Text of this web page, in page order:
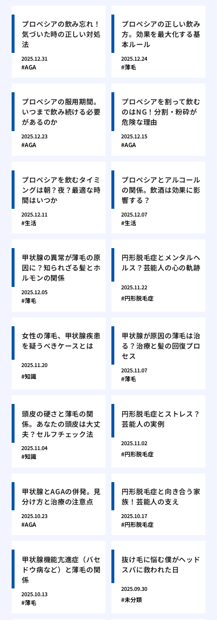
プロペシアの飲み忘れ！
気づいた時の正しい対処
法
2025.12.31
AGA
プロペシアの正しい飲み
方。効果を最大化する基
本ルール
2025.12.24
薄毛
プロペシアの服用期間。
いつまで飲み続ける必要
があるのか
2025.12.23
AGA
プロペシアを割って飲む
のはNG！分割・粉砕が
危険な理由
2025.12.15
AGA
プロペシアを飲むタイミ
ングは朝？夜？最適な時
間はいつか
2025.12.11
生活
プロペシアとアルコール
の関係。飲酒は効果に影
響する？
2025.12.07
生活
甲状腺の異常が薄毛の原
因に？知られざる髪とホ
ルモンの関係
2025.12.05
薄毛
円形脱毛症とメンタルヘ
ルス？芸能人の心の軌跡
2025.11.22
円形脱毛症
女性の薄毛、甲状腺疾患
を疑うべきケースとは
2025.11.20
知識
甲状腺が原因の薄毛は治
る？治療と髪の回復プロ
セス
2025.11.07
薄毛
頭皮の硬さと薄毛の関
係。あなたの頭皮は大丈
夫？セルフチェック法
2025.11.04
知識
円形脱毛症とストレス？
芸能人の実例
2025.11.02
円形脱毛症
甲状腺とAGAの併発。見
分け方と治療の注意点
2025.10.23
AGA
円形脱毛症と向き合う家
族！芸能人の支え
2025.10.17
円形脱毛症
甲状腺機能亢進症（バセ
ドウ病など）と薄毛の関
係
2025.10.13
薄毛
抜け毛に悩む僕がヘッド
スパに救われた日
2025.09.30
未分類